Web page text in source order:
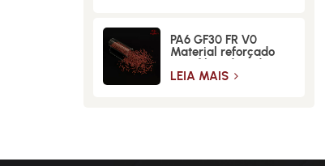
PA6 GF30 FR V0
Material reforçado
com fibra de vidro
retardante de chamas
LEIA MAIS